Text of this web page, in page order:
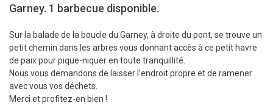
Garney. 1 barbecue disponible.
Sur la balade de la boucle du Garney, à droite du pont, se trouve un
petit chemin dans les arbres vous donnant accès à ce petit havre
de paix pour pique-niquer en toute tranquillité.
Nous vous demandons de laisser l’endroit propre et de ramener
avec vous vos déchets.
Merci et profitez-en bien !